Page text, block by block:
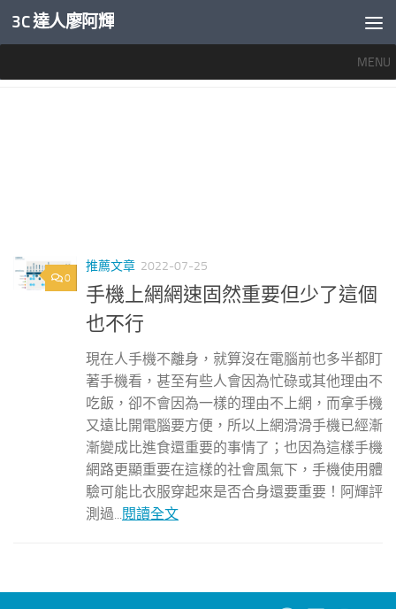
內文下方
3C 達人廖阿輝
MENU
0
推薦文章 2022-07-25
手機上網網速固然重要但少了這個
也不行
現在人手機不離身，就算沒在電腦前也多半都盯
著手機看，甚至有些人會因為忙碌或其他理由不
吃飯，卻不會因為一樣的理由不上網，而拿手機
又遠比開電腦要方便，所以上網滑滑手機已經漸
漸變成比進食還重要的事情了；也因為這樣手機
網路更顯重要在這樣的社會風氣下，手機使用體
驗可能比衣服穿起來是否合身還要重要！阿輝評
測過...閱讀全文